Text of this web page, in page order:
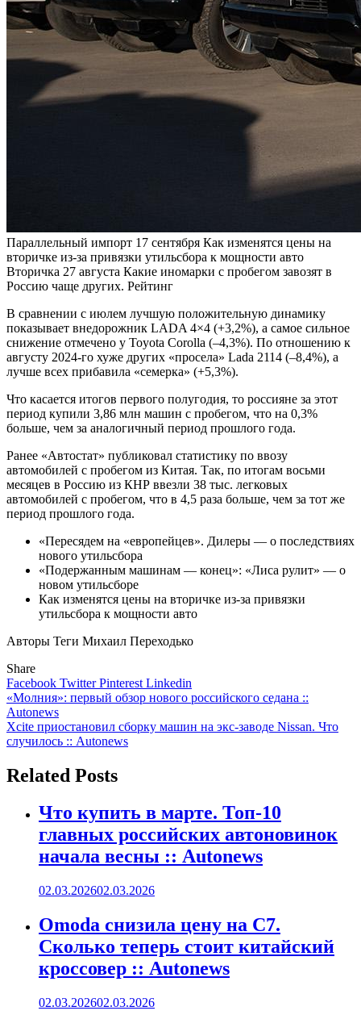
Параллельный импорт 17 сентября Как изменятся цены на
вторичке из-за привязки утильсбора к мощности авто
Вторичка 27 августа Какие иномарки с пробегом завозят в
Россию чаще других. Рейтинг
В сравнении с июлем лучшую положительную динамику
показывает внедорожник LADA 4×4 (+3,2%), а самое сильное
снижение отмечено у Toyota Corolla (–4,3%). По отношению к
августу 2024-го хуже других «просела» Lada 2114 (–8,4%), а
лучше всех прибавила «семерка» (+5,3%).
Что касается итогов первого полугодия, то россияне за этот
период купили 3,86 млн машин с пробегом, что на 0,3%
больше, чем за аналогичный период прошлого года.
Ранее «Автостат» публиковал статистику по ввозу
автомобилей с пробегом из Китая. Так, по итогам восьми
месяцев в Россию из КНР ввезли 38 тыс. легковых
автомобилей с пробегом, что в 4,5 раза больше, чем за тот же
период прошлого года.
«Пересядем на «европейцев». Дилеры — о последствиях
нового утильсбора
«Подержанным машинам — конец»: «Лиса рулит» — о
новом утильсборе
Как изменятся цены на вторичке из-за привязки
утильсбора к мощности авто
Авторы Теги Михаил Переходько
Share
Facebook TwitterPinterest Linkedin
Навигация
по
записям
«Молния»: первый обзор нового российского седана ::
Autonews
Xcite приостановил сборку машин на экс-заводе Nissan. Что
случилось :: Autonews
Related Posts
Что купить в марте. Топ-10
главных российских автоновинок
начала весны :: Autonews
02.03.202602.03.2026
Omoda снизила цену на C7.
Сколько теперь стоит китайский
кроссовер :: Autonews
02.03.202602.03.2026